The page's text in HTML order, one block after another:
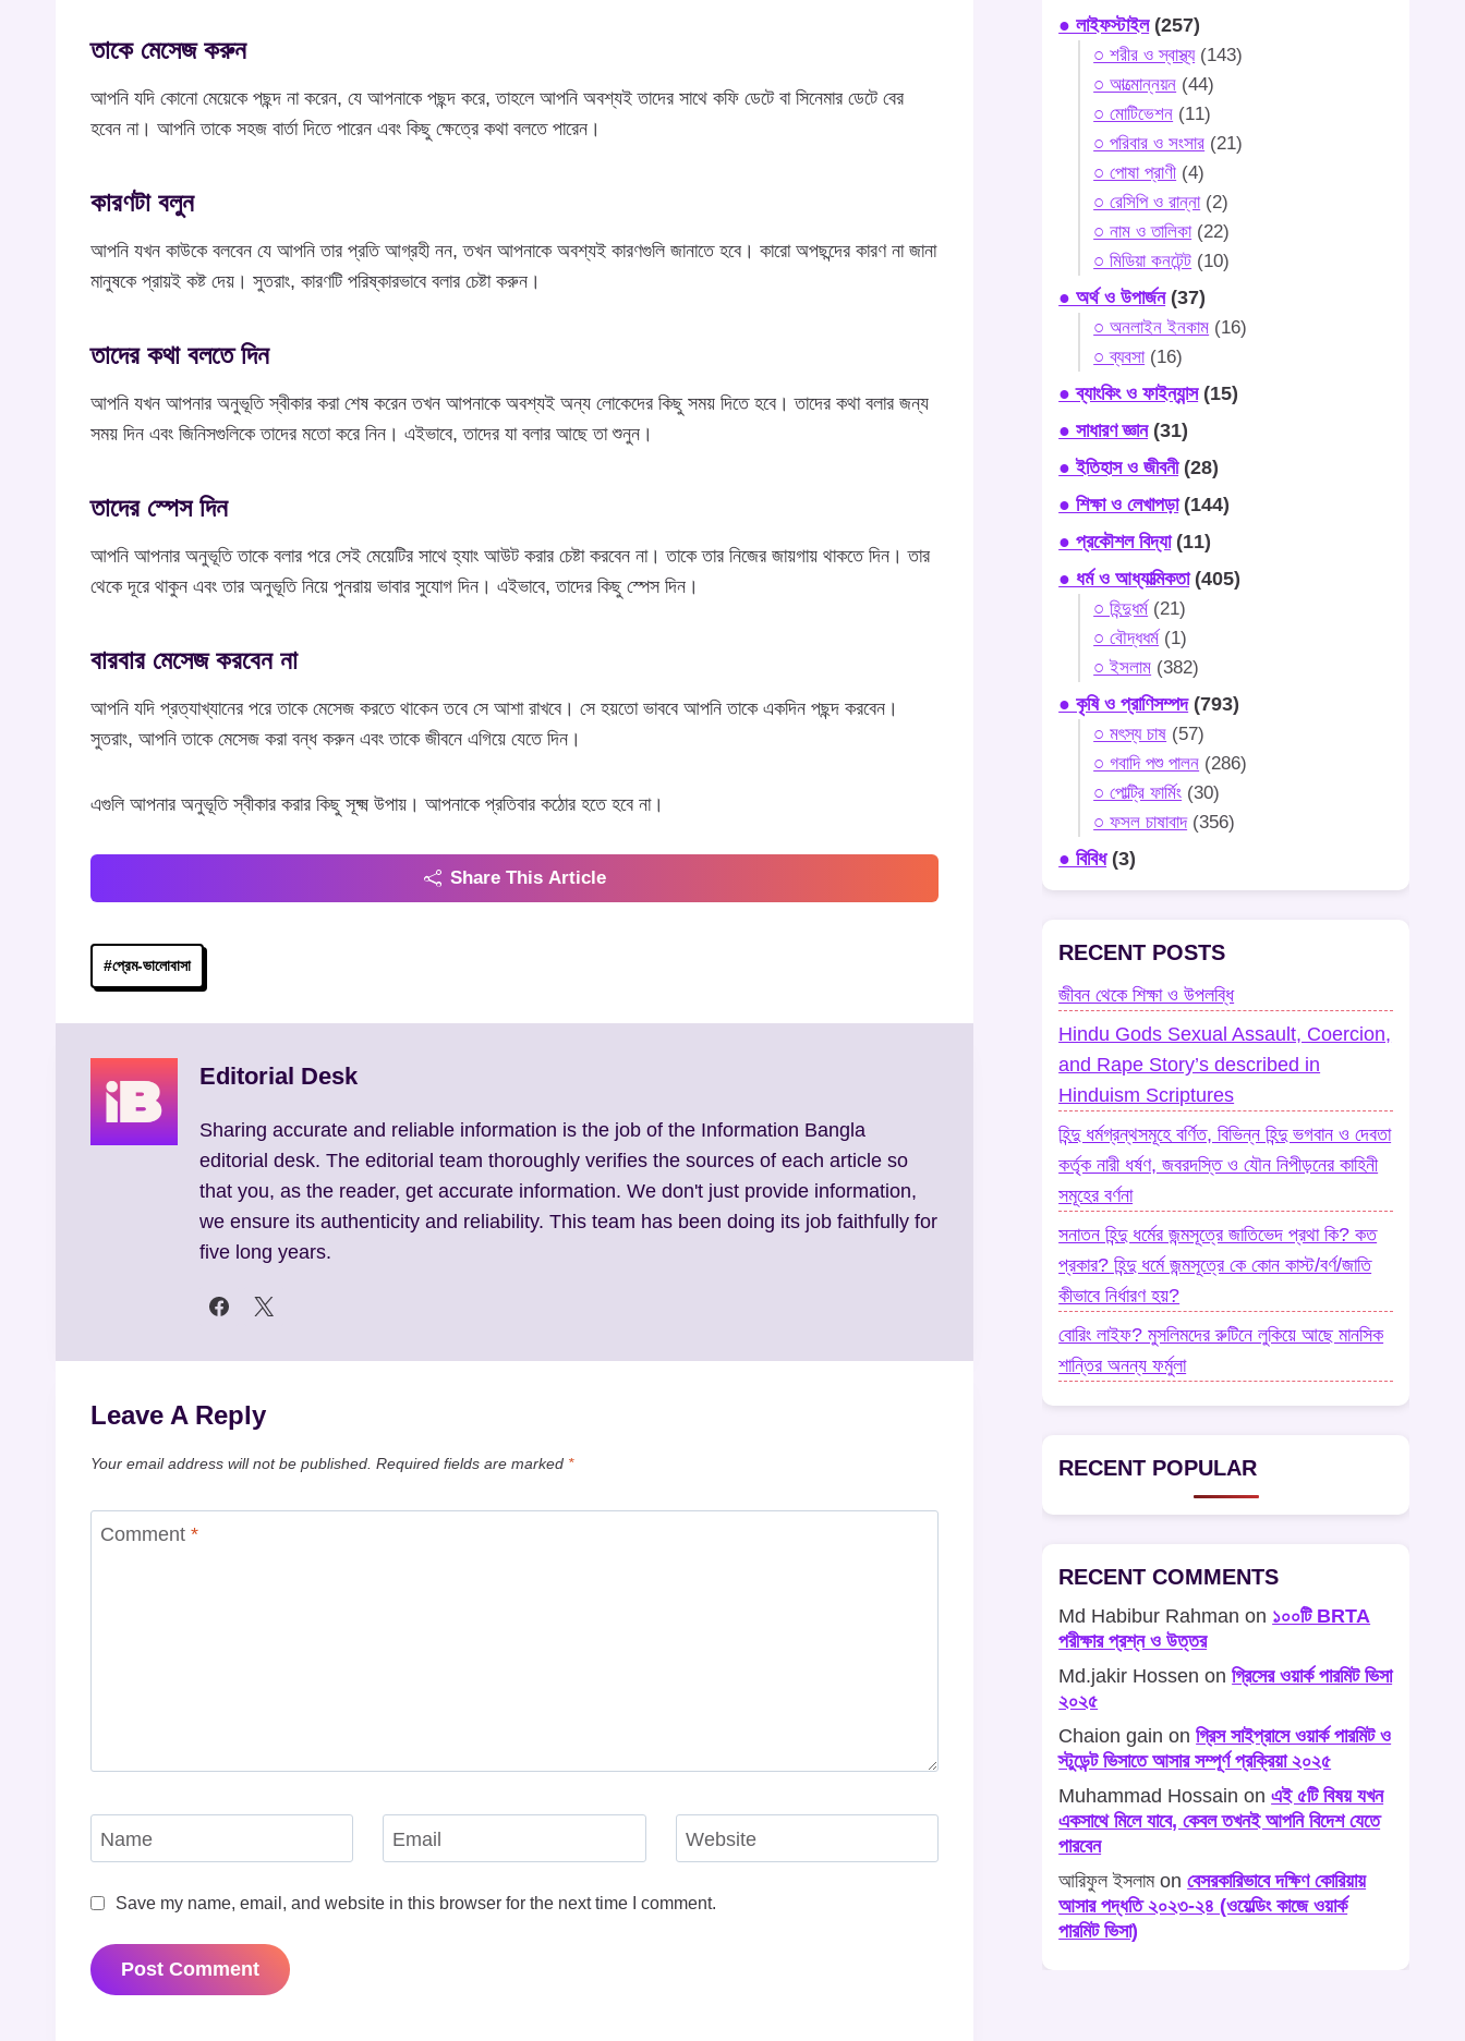
তাকে মেসেজ করুন
আপনি যদি কোনো মেয়েকে পছন্দ না করেন, যে আপনাকে পছন্দ করে, তাহলে আপনি অবশ্যই তাদের সাথে কফি ডেটে বা সিনেমার ডেটে বের
হবেন না। আপনি তাকে সহজ বার্তা দিতে পারেন এবং কিছু ক্ষেত্রে কথা বলতে পারেন।
কারণটা বলুন
আপনি যখন কাউকে বলবেন যে আপনি তার প্রতি আগ্রহী নন, তখন আপনাকে অবশ্যই কারণগুলি জানাতে হবে। কারো অপছন্দের কারণ না জানা
মানুষকে প্রায়ই কষ্ট দেয়। সুতরাং, কারণটি পরিষ্কারভাবে বলার চেষ্টা করুন।
তাদের কথা বলতে দিন
আপনি যখন আপনার অনুভূতি স্বীকার করা শেষ করেন তখন আপনাকে অবশ্যই অন্য লোকেদের কিছু সময় দিতে হবে। তাদের কথা বলার জন্য
সময় দিন এবং জিনিসগুলিকে তাদের মতো করে নিন। এইভাবে, তাদের যা বলার আছে তা শুনুন।
তাদের স্পেস দিন
আপনি আপনার অনুভূতি তাকে বলার পরে সেই মেয়েটির সাথে হ্যাং আউট করার চেষ্টা করবেন না। তাকে তার নিজের জায়গায় থাকতে দিন। তার
থেকে দূরে থাকুন এবং তার অনুভূতি নিয়ে পুনরায় ভাবার সুযোগ দিন। এইভাবে, তাদের কিছু স্পেস দিন।
বারবার মেসেজ করবেন না
আপনি যদি প্রত্যাখ্যানের পরে তাকে মেসেজ করতে থাকেন তবে সে আশা রাখবে। সে হয়তো ভাববে আপনি তাকে একদিন পছন্দ করবেন।
সুতরাং, আপনি তাকে মেসেজ করা বন্ধ করুন এবং তাকে জীবনে এগিয়ে যেতে দিন।
এগুলি আপনার অনুভূতি স্বীকার করার কিছু সূক্ষ্ম উপায়। আপনাকে প্রতিবার কঠোর হতে হবে না।
Share This Article
Post
Tags:
#প্রেম-ভালোবাসা
Editorial Desk
Sharing accurate and reliable information is the job of the Information Bangla
editorial desk. The editorial team thoroughly verifies the sources of each article so
that you, as the reader, get accurate information. We don't just provide information,
we ensure its authenticity and reliability. This team has been doing its job faithfully for
five long years.
Leave A Reply
Your email address will not be published. Required fields are marked *
Comment *
Name Email Website
Save my name, email, and website in this browser for the next time I comment.
● লাইফস্টাইল(257)
○ শরীর ও স্বাস্থ্য(143)
○ আত্মোন্নয়ন (44)
○ মোটিভেশন (11)
○ পরিবার ও সংসার (21)
○ পোষা প্রাণী (4)
○ রেসিপি ও রান্না(2)
○ নাম ও তালিকা(22)
○ মিডিয়া কনটেন্ট (10)
● অর্থ ও উপার্জন(37)
○ অনলাইন ইনকাম (16)
○ ব্যবসা(16)
● ব্যাংকিং ও ফাইন্যান্স(15)
● সাধারণ জ্ঞান(31)
● ইতিহাস ও জীবনী(28)
● শিক্ষা ও লেখাপড়া(144)
● প্রকৌশল বিদ্যা(11)
● ধর্ম ও আধ্যাত্মিকতা(405)
○ হিন্দুধর্ম(21)
○ বৌদ্ধধর্ম(1)
○ ইসলাম (382)
● কৃষি ও প্রাণিসম্পদ(793)
○ মৎস্য চাষ (57)
○ গবাদি পশু পালন (286)
○ পোল্ট্রি ফার্মিং (30)
○ ফসল চাষাবাদ(356)
● বিবিধ(3)
RECENT POSTS
জীবন থেকে শিক্ষা ও উপলব্ধি
Hindu Gods Sexual Assault, Coercion,
and Rape Story’s described in
Hinduism Scriptures
হিন্দু ধর্মগ্রন্থসমূহে বর্ণিত, বিভিন্ন হিন্দু ভগবান ও দেবতা
কর্তৃক নারী ধর্ষণ, জবরদস্তি ও যৌন নিপীড়নের কাহিনী
সমূহের বর্ণনা
সনাতন হিন্দু ধর্মের জন্মসূত্রে জাতিভেদ প্রথা কি? কত
প্রকার? হিন্দু ধর্মে জন্মসূত্রে কে কোন কাস্ট/বর্ণ/জাতি
কীভাবে নির্ধারণ হয়?
বোরিং লাইফ? মুসলিমদের রুটিনে লুকিয়ে আছে মানসিক
শান্তির অনন্য ফর্মুলা
RECENT POPULAR
RECENT COMMENTS
Md Habibur Rahman on ১০০টি BRTA
পরীক্ষার প্রশ্ন ও উত্তর
Md.jakir Hossen onগ্রিসের ওয়ার্ক পারমিট ভিসা
২০২৫
Chaion gain onগ্রিস সাইপ্রাসে ওয়ার্ক পারমিট ও
স্টুডেন্ট ভিসাতে আসার সম্পূর্ণ প্রক্রিয়া ২০২৫
Muhammad Hossain onএই ৫টি বিষয় যখন
একসাথে মিলে যাবে, কেবল তখনই আপনি বিদেশ যেতে
পারবেন
আরিফুল ইসলামonবেসরকারিভাবে দক্ষিণ কোরিয়ায়
আসার পদ্ধতি ২০২৩-২৪ (ওয়েল্ডিং কাজে ওয়ার্ক
পারমিট ভিসা)